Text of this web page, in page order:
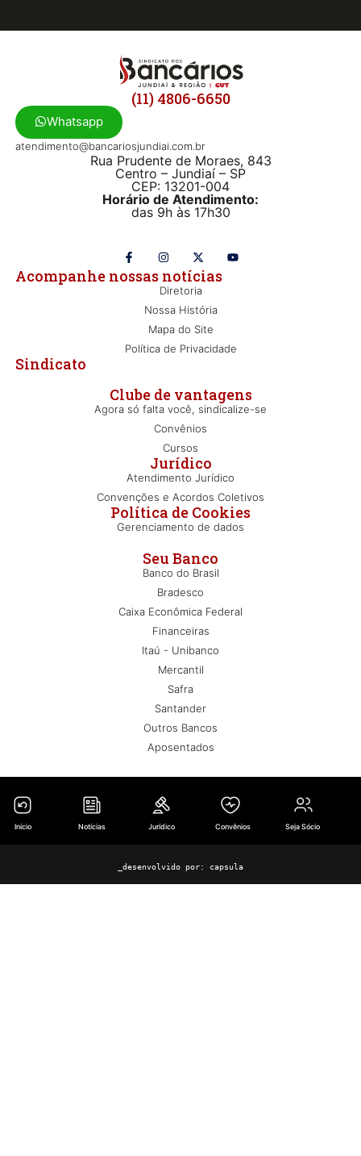
Seu Banco
Banco do Brasil
Bradesco
Caixa Econômica Federal
Financeiras
Itaú - Unibanco
Mercantil
Safra
Santander
Outros Bancos
Aposentados
Clube de vantagens
Agora só falta você, sindicalize-se
Convênios
Cursos
Jurídico
Atendimento Jurídico
Convenções e Acordos Coletivos
Política de Cookies
Gerenciamento de dados
Sindicato
Diretoria
Nossa História
Mapa do Site
Política de Privacidade
Acompanhe nossas notícias
(11) 4806-6650
Whatsapp
atendimento@bancariosjundiai.com.br
Rua Prudente de Moraes, 843
Centro – Jundiaí – SP
CEP: 13201-004
Horário de Atendimento:
das 9h às 17h30
Início Notícias Jurídico Convênios Seja Sócio
_desenvolvido por: capsula